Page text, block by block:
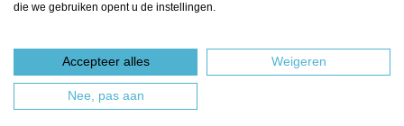
die we gebruiken opent u de instellingen.
Accepteer alles Weigeren
Nee, pas aan